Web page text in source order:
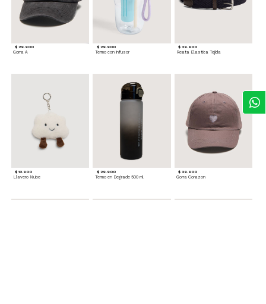
$ 29.900
Gorra A
$ 29.900
Termo con infusor
$ 29.900
Reata Elastica Tejida
$ 12.900
Llavero Nube
$ 29.900
Termo en Degrade 500 ml
$ 29.900
Gorra Corazon